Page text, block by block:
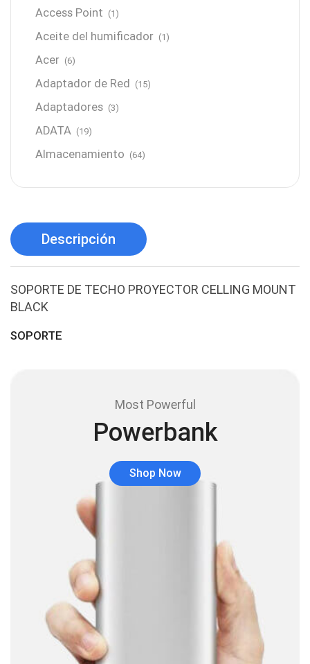
Access Point (1)
Aceite del humificador (1)
Acer (6)
Adaptador de Red (15)
Adaptadores (3)
ADATA (19)
Almacenamiento (64)
Antivirus (1)
Aro de luz
Audífonos (23)
Audífonos inalámbricos
Bombillas inteligente (6)
(5)
Cable tipo C
Cables De Audio
Cables De Impresora
Cables De Poder
Cables de Red
Descripción
SOPORTE DE TECHO PROYECTOR CELLING MOUNT
BLACK
SOPORTE
Most Powerful
Powerbank
Shop Now